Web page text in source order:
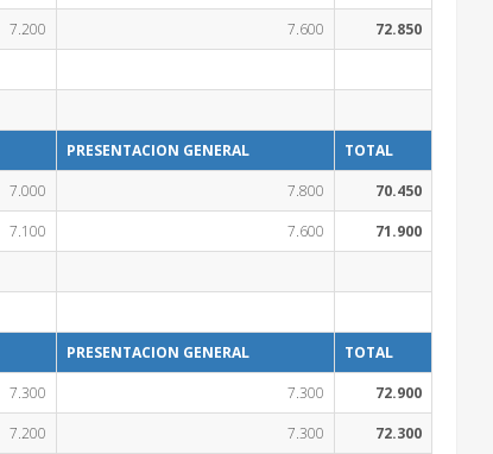
7.200 7.600 72.850
PRESENTACION GENERAL
TOTAL
7.000 7.800
70.450
7.100 7.600 71.900
PRESENTACION GENERAL
TOTAL
7.300 7.300
72.900
7.200 7.300 72.300